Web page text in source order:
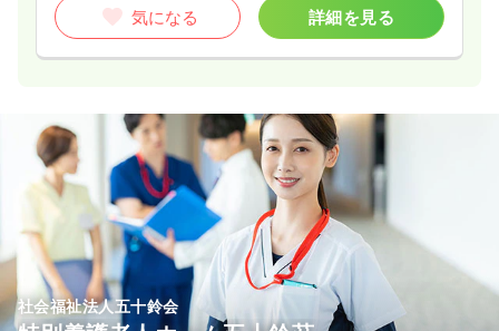
気になる 詳細を見る
社会福祉法人五十鈴会